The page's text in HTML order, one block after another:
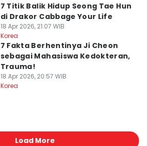
7 Titik Balik Hidup Seong Tae Hun
di Drakor Cabbage Your Life
18 Apr 2026, 21:07 WIB
Korea
7 Fakta Berhentinya Ji Cheon
sebagai Mahasiswa Kedokteran,
Trauma!
18 Apr 2026, 20:57 WIB
Korea
Load More